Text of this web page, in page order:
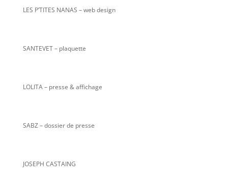
LES P’TITES NANAS – web design
SANTEVET – plaquette
LOLITA – presse & affichage
SABZ – dossier de presse
JOSEPH CASTAING